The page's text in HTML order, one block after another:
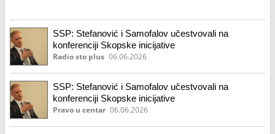
SSP: Stefanović i Samofalov učestvovali na
konferenciji Skopske inicijative
Radio sto plus 06.06.2026
SSP: Stefanović i Samofalov učestvovali na
konferenciji Skopske inicijative
Pravo u centar 06.06.2026